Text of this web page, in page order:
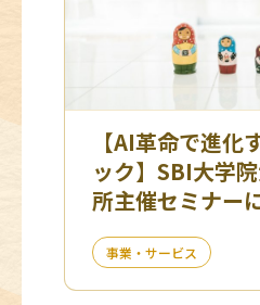
【AI革命で進化
ック】SBI大学
所主催セミナー
事業・サービス